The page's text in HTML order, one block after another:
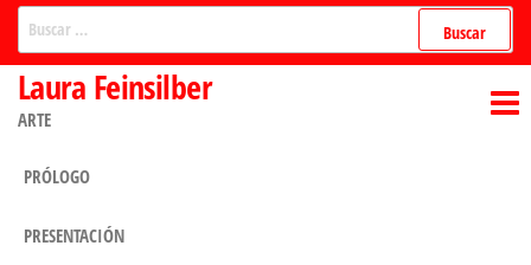
Saltar
contenido
Laura Feinsilber
ARTE
PRÓLOGO
PRESENTACIÓN